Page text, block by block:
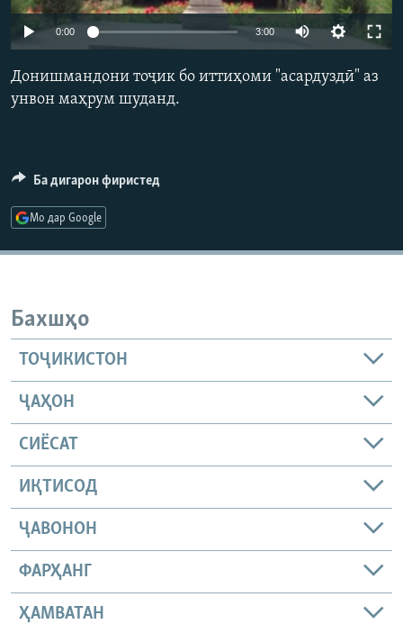
ГУЗОРИШҲОИ РАДИОӢ
Русский
ПАЙГИРӢ КУНЕД
Ҳамаи сомонаҳои RFE/RL
0:00 3:00
Донишмандони тоҷик бо иттиҳоми "асардуздӣ" аз
унвон маҳрум шуданд.
Ба дигарон фиристед
Мо дар Google
Бахшҳо
ТОҶИКИСТОН
ҶАҲОН
СИЁСАТ
ИҚТИСОД
ҶАВОНОН
ФАРҲАНГ
ҲАМВАТАН